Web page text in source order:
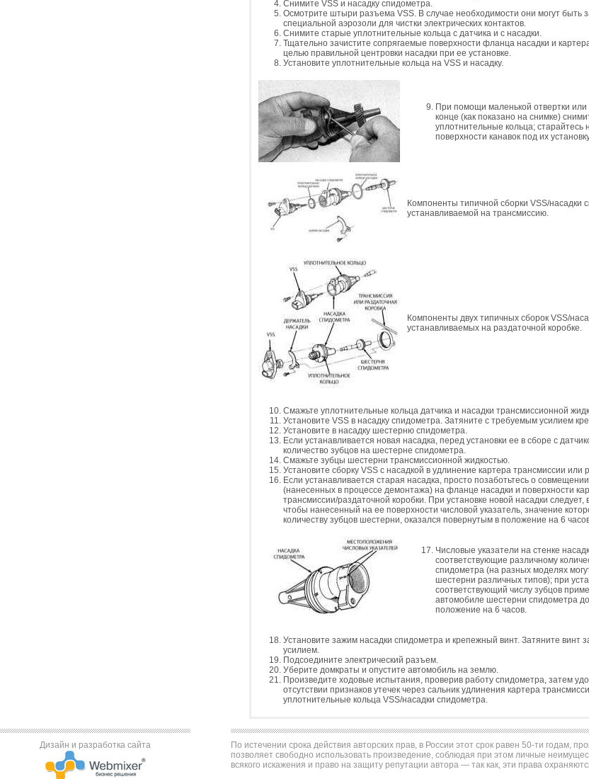
Снимите VSS и насадку спидометра.
Осмотрите штыри разъема VSS. В случае необходимости они могут
специальной аэрозоли для чистки электрических контактов.
Снимите старые уплотнительные кольца с датчика и с насадки.
Тщательно зачистите сопрягаемые поверхности фланца насадки и
целью правильной центровки насадки при ее установке.
Установите уплотнительные кольца на VSS и насадку.
При помощи маленькой отвертки
конце (как показано на снимке)
уплотнительные кольца; старайтесь
поверхности канавок под их
Компоненты типичной сборки VSS/насадки
устанавливаемой на трансмиссию.
Компоненты двух типичных сборок VSS/
устанавливаемых на раздаточной коробке.
Смажьте уплотнительные кольца датчика и насадки трансмиссионной
Установите VSS в насадку спидометра. Затяните с требуемым усилием
Установите в насадку шестерню спидометра.
Если устанавливается новая насадка, перед установки ее в сборе с
количество зубцов на шестерне спидометра.
Смажьте зубцы шестерни трансмиссионной жидкостью.
Установите сборку VSS с насадкой в удлинение картера трансмиссии или
Если устанавливается старая насадка, просто позаботьтесь о
(нанесенных в процессе демонтажа) на фланце насадки и поверхности
трансмиссии/раздаточной коробки. При установке новой насадки
чтобы нанесенный на ее поверхности числовой указатель, значение
количеству зубцов шестерни, оказался повернутым в положение на 6
Числовые указатели на стенке
соответствующие различному
спидометра (на разных моделях
шестерни различных типов); при
соответствующий числу зубцов
автомобиле шестерни спидометра
положение на 6 часов.
Установите зажим насадки спидометра и крепежный винт. Затяните винт
усилием.
Подсоедините электрический разъем.
Уберите домкраты и опустите автомобиль на землю.
Произведите ходовые испытания, проверив работу спидометра, затем
отсутствии признаков утечек через сальник удлинения картера
уплотнительные кольца VSS/насадки спидометра.
Дизайн и разработка сайта
По истечении срока действия авторских прав, в России этот срок равен 50-ти годам,
позволяет свободно использовать произведение, соблюдая при этом личные
всякого искажения и право на защиту репутации автора — так как, эти права